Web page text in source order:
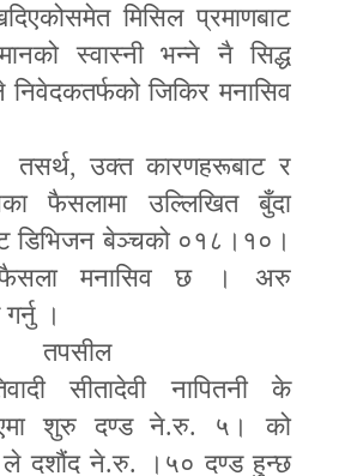
मिसिल प्रमाणबाट
स्वास्नी भन्ने नै सिद्ध
जिकिर मनासिव
,उक्त कारणहरूबाट र
फैसलामा उल्लिखित बुँदा
डिभिजन बेञ्चको ०१८।१०।
मनासिव छ । अरु
।
तपसील
सीतादेवी नापितनी के
शुरु दण्ड ने.रु. ५। को
दशौंद ने.रु. ।५० दण्ड हुन्छ